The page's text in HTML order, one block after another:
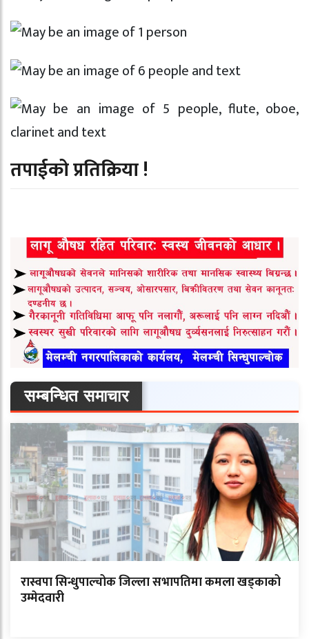
तपाईको प्रतिक्रिया !
सम्बन्धित समाचार
रास्वपा सिन्धुपाल्चोक जिल्ला सभापतिमा कमला खड्काको
उम्मेदवारी